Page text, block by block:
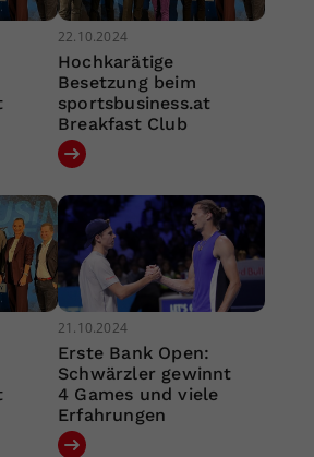
22.10.2024
Hochkarätige
Besetzung beim
sportsbusiness.at
Breakfast Club
21.10.2024
Erste Bank Open:
Schwärzler gewinnt
4 Games und viele
Erfahrungen